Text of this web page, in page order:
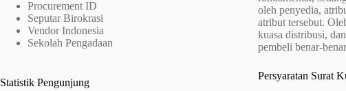
oleh penyedia,
atribut tersebut.
kuasa distribusi,
pembeli benar-
Persyaratan Surat
Procurement ID
Seputar Birokrasi
Vendor Indonesia
Sekolah Pengadaan
Statistik Pengunjung